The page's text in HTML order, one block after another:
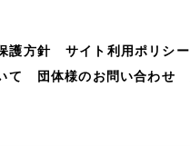
護方針 サイト利用ポリシー
て 団体様のお問い合わせ